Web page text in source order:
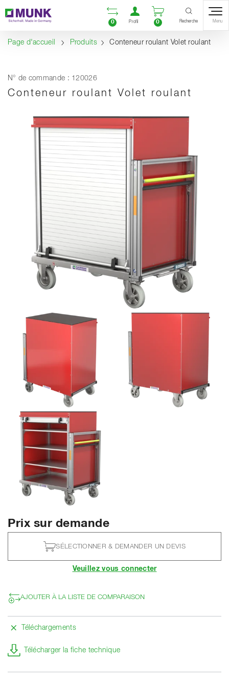
Contenu
Sommaire
Navigation Ouvrir la liste
0
Ouvrir un compte
Profil
Ouvrir le
0 Recherche Menu
Page d'accueil Produits Conteneur roulant Volet roulant
N° de commande : 120026
Conteneur roulant Volet roulant
Prix sur demande
SÉLECTIONNER & DEMANDER UN DEVIS
Veuillez vous connecter
AJOUTER À LA LISTE DE COMPARAISON
Téléchargements
Télécharger la fiche technique